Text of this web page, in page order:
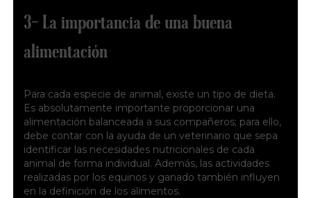
3- La importancia de una buena
alimentación
Para cada especie de animal, existe un tipo de dieta.
Es absolutamente importante proporcionar una
alimentación balanceada a sus compañeros; para ello,
debe contar con la ayuda de un veterinario que sepa
identificar las necesidades nutricionales de cada
animal de forma individual. Además, las actividades
realizadas por los equinos y ganado también influyen
en la definición de los alimentos.